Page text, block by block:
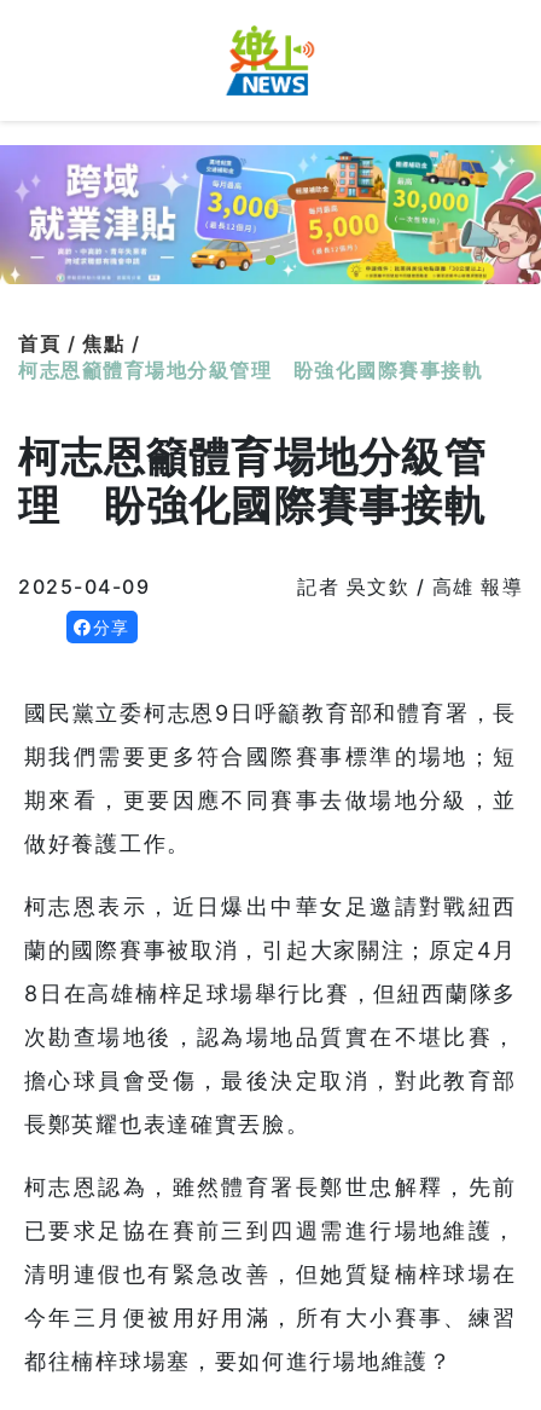
首頁 / 焦點 /
柯志恩籲體育場地分級管理 盼強化國際賽事接軌
柯志恩籲體育場地分級管
理 盼強化國際賽事接軌
2025-04-09 記者 吳文欽 / 高雄 報導
分享
國民黨立委柯志恩9日呼籲教育部和體育署，長
期我們需要更多符合國際賽事標準的場地；短
期來看，更要因應不同賽事去做場地分級，並
做好養護工作。
柯志恩表示，近日爆出中華女足邀請對戰紐西
蘭的國際賽事被取消，引起大家關注；原定4月
8日在高雄楠梓足球場舉行比賽，但紐西蘭隊多
次勘查場地後，認為場地品質實在不堪比賽，
擔心球員會受傷，最後決定取消，對此教育部
長鄭英耀也表達確實丟臉。
柯志恩認為，雖然體育署長鄭世忠解釋，先前
已要求足協在賽前三到四週需進行場地維護，
清明連假也有緊急改善，但她質疑楠梓球場在
今年三月便被用好用滿，所有大小賽事、練習
都往楠梓球場塞，要如何進行場地維護？